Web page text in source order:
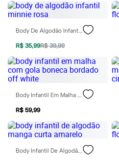
Cintos
Óculos
Calçados
Botas
Chinelos
Rasteirinhas
Sandálias
Sapatilhas
Tênis
Marcas
Clock House
Mindset
Sawary
Yessica
Moda esportiva
Acessórios
Body De Algodão Infantil Minnie Rosa
R$ 35,99R$ 39,99
Body Infantil Em Malha Com Gola Boneca Bordado Off White
R$ 59,99
Body Infantil De Algodão Manga Curta Amarelo